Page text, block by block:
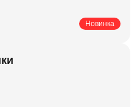
Новинка